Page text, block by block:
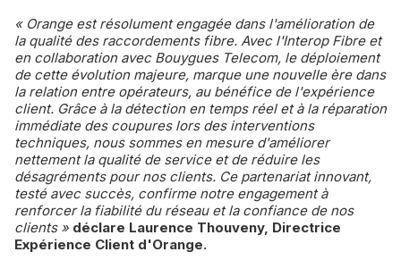
« Orange est résolument engagée dans l'amélioration de
la qualité des raccordements fibre. Avec l'Interop Fibre et
en collaboration avec Bouygues Telecom, le déploiement
de cette évolution majeure, marque une nouvelle ère dans
la relation entre opérateurs, au bénéfice de l'expérience
client. Grâce à la détection en temps réel et à la réparation
immédiate des coupures lors des interventions
techniques, nous sommes en mesure d'améliorer
nettement la qualité de service et de réduire les
désagréments pour nos clients. Ce partenariat innovant,
testé avec succès, confirme notre engagement à
renforcer la fiabilité du réseau et la confiance de nos
clients » déclare Laurence Thouveny, Directrice
Expérience Client d'Orange.